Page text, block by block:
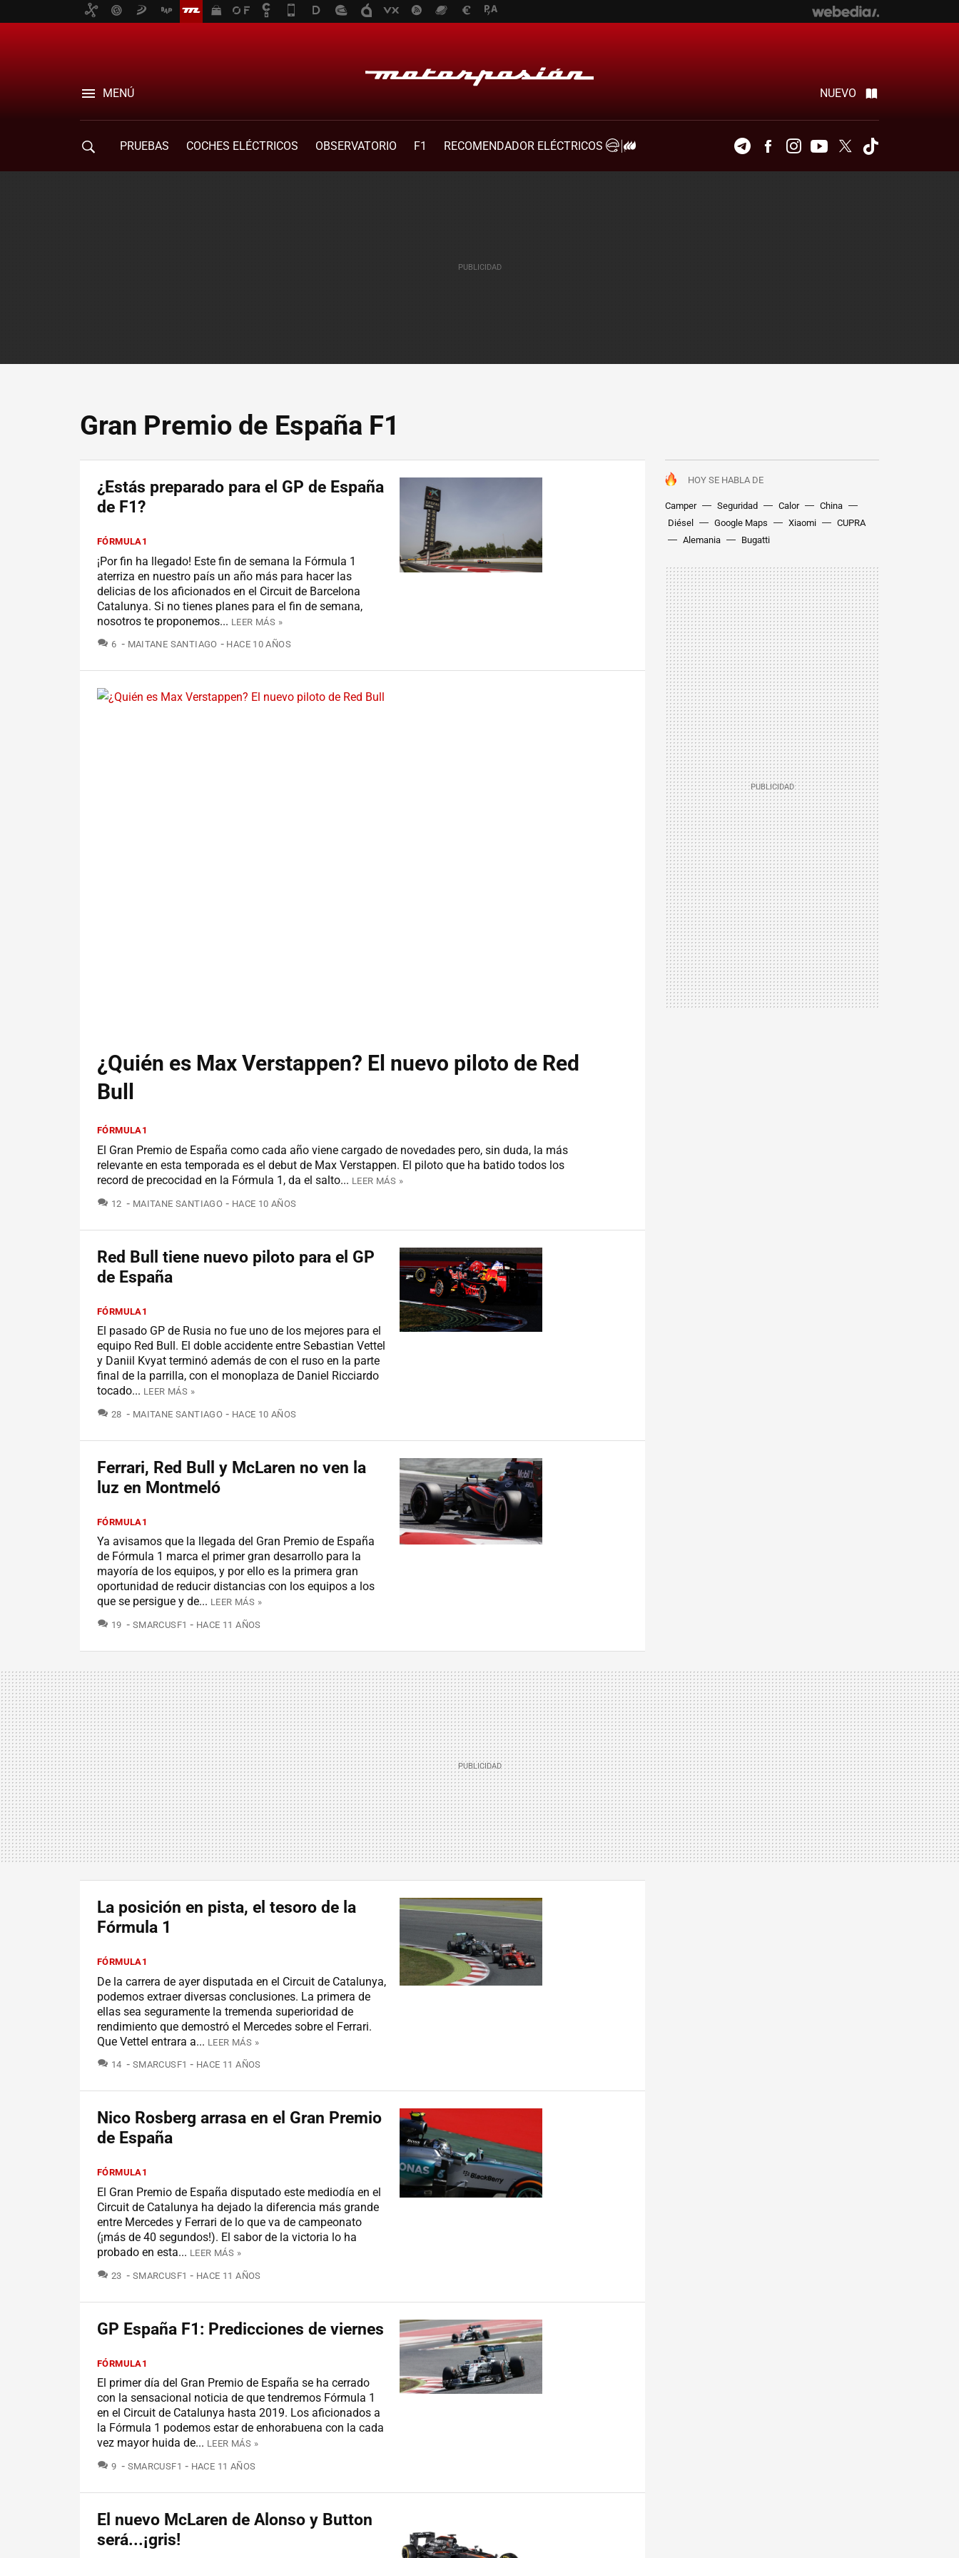
MENÚ NUEVO
PRUEBAS COCHES ELÉCTRICOS OBSERVATORIO F1
RECOMENDADOR ELÉCTRICOS
TelegramFacebookInstagramYoutubeTwitter
Gran Premio de España F1
HOY SE HABLA DE
Camper Seguridad Calor
China
Diésel
Google Maps Xiaomi
CUPRA
Alemania
Bugatti
¿Estás preparado para el GP de España
de F1?
FÓRMULA1
¡Por fin ha llegado! Este fin de semana la Fórmula 1
aterriza en nuestro país un año más para hacer las
delicias de los aficionados en el Circuit de Barcelona
Catalunya. Si no tienes planes para el fin de semana,
nosotros te proponemos... LEER MÁS »
6 COMENTARIOS
MAITANE SANTIAGO HACE 10 AÑOS
¿Quién es Max Verstappen? El nuevo piloto de Red
Bull
FÓRMULA1
El Gran Premio de España como cada año viene cargado de novedades pero, sin duda, la más
relevante en esta temporada es el debut de Max Verstappen. El piloto que ha batido todos los
record de precocidad en la Fórmula 1, da el salto... LEER MÁS »
12 COMENTARIOS
MAITANE SANTIAGO HACE 10 AÑOS
Red Bull tiene nuevo piloto para el GP
de España
FÓRMULA1
El pasado GP de Rusia no fue uno de los mejores para el
equipo Red Bull. El doble accidente entre Sebastian Vettel
y Daniil Kvyat terminó además de con el ruso en la parte
final de la parrilla, con el monoplaza de Daniel Ricciardo
tocado... LEER MÁS »
28 COMENTARIOS
MAITANE SANTIAGO HACE 10 AÑOS
Ferrari, Red Bull y McLaren no ven la
luz en Montmeló
FÓRMULA1
Ya avisamos que la llegada del Gran Premio de España
de Fórmula 1 marca el primer gran desarrollo para la
mayoría de los equipos, y por ello es la primera gran
oportunidad de reducir distancias con los equipos a los
que se persigue y de... LEER MÁS »
19 COMENTARIOS
SMARCUSF1 HACE 11 AÑOS
La posición en pista, el tesoro de la
Fórmula 1
FÓRMULA1
De la carrera de ayer disputada en el Circuit de Catalunya,
podemos extraer diversas conclusiones. La primera de
ellas sea seguramente la tremenda superioridad de
rendimiento que demostró el Mercedes sobre el Ferrari.
Que Vettel entrara a... LEER MÁS »
14 COMENTARIOS
SMARCUSF1 HACE 11 AÑOS
Nico Rosberg arrasa en el Gran Premio
de España
FÓRMULA1
El Gran Premio de España disputado este mediodía en el
Circuit de Catalunya ha dejado la diferencia más grande
entre Mercedes y Ferrari de lo que va de campeonato
(¡más de 40 segundos!). El sabor de la victoria lo ha
probado en esta... LEER MÁS »
23 COMENTARIOS
SMARCUSF1 HACE 11 AÑOS
GP España F1: Predicciones de viernes
FÓRMULA1
El primer día del Gran Premio de España se ha cerrado
con la sensacional noticia de que tendremos Fórmula 1
en el Circuit de Catalunya hasta 2019. Los aficionados a
la Fórmula 1 podemos estar de enhorabuena con la cada
vez mayor huida de... LEER MÁS »
9 COMENTARIOS
SMARCUSF1 HACE 11 AÑOS
El nuevo McLaren de Alonso y Button
será...¡gris!